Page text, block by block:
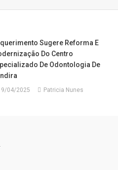
Sugere Reforma E
Do Centro
De Odontologia De
04/2025 Patricia Nunes